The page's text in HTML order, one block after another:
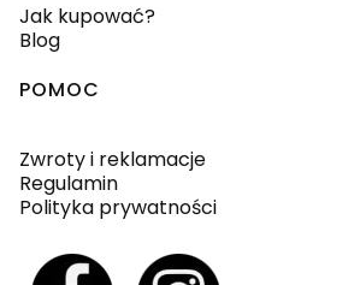
Jak kupować?
Blog
POMOC
Zwroty i reklamacje
Regulamin
Polityka prywatności